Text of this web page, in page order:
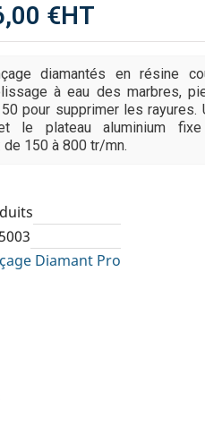
€HT
diamantés en résine
à eau des marbres,
pour supprimer les rayures.
le plateau aluminium
de 150 à 800 tr/mn.
Diamant Pro